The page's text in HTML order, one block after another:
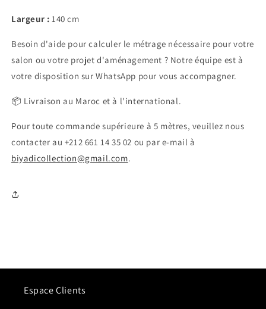
Largeur : 140 cm
Besoin d'aide pour calculer le métrage nécessaire pour votre
salon ou votre projet d'aménagement ? Notre équipe est à
votre disposition sur WhatsApp pour vous accompagner.
📦 Livraison au Maroc et à l'international.
Pour toute commande supérieure à 5 mètres, veuillez nous
contacter au +212 661 14 35 02 ou par e-mail à
biyadicollection@gmail.com.
Espace Clients